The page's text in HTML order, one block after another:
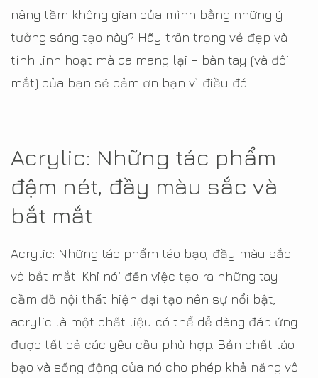
nâng tầm không gian của mình bằng những ý
tưởng sáng tạo này? Hãy trân trọng vẻ đẹp và
tính linh hoạt mà da mang lại – bàn tay (và đôi
mắt) của bạn sẽ cảm ơn bạn vì điều đó!
Acrylic: Những tác phẩm
đậm nét, đầy màu sắc và
bắt mắt
Acrylic: Những tác phẩm táo bạo, đầy màu sắc
và bắt mắt. Khi nói đến việc tạo ra những tay
cầm đồ nội thất hiện đại tạo nên sự nổi bật,
acrylic là một chất liệu có thể dễ dàng đáp ứng
được tất cả các yêu cầu phù hợp. Bản chất táo
bạo và sống động của nó cho phép khả năng vô